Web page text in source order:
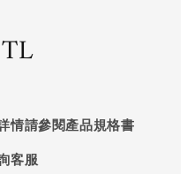
情請參閱產品規格書
客服